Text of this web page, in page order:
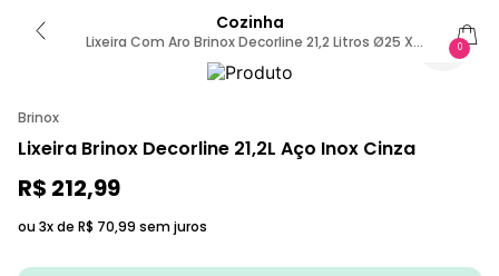
Cozinha
Lixeira Com Aro Brinox Decorline 21,2 Litros Ø25 X
46cm Aço Inoxidável Sem Cor
0
Brinox
Lixeira Brinox Decorline 21,2L Aço Inox Cinza
R$ 212,99
ou 3x de R$ 70,99 sem juros